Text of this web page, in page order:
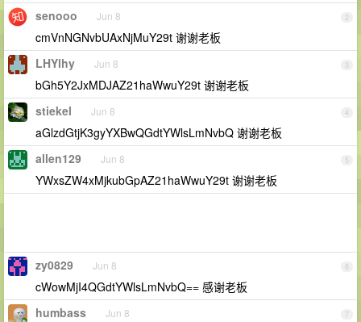
2
senooo Jun 8
cmVnNGNvbUAxNjMuY29t 谢谢老板
3
LHYlhy Jun 8
bGh5Y2JxMDJAZ21haWwuY29t 谢谢老板
4
stiekel Jun 8
aGlzdGtjK3gyYXBwQGdtYWlsLmNvbQ 谢谢老板
5
allen129 Jun 8
YWxsZW4xMjkubGpAZ21haWwuY29t 谢谢老板
6
zy0829 Jun 8
cWowMjI4QGdtYWlsLmNvbQ== 感谢老板
7
humbass Jun 8